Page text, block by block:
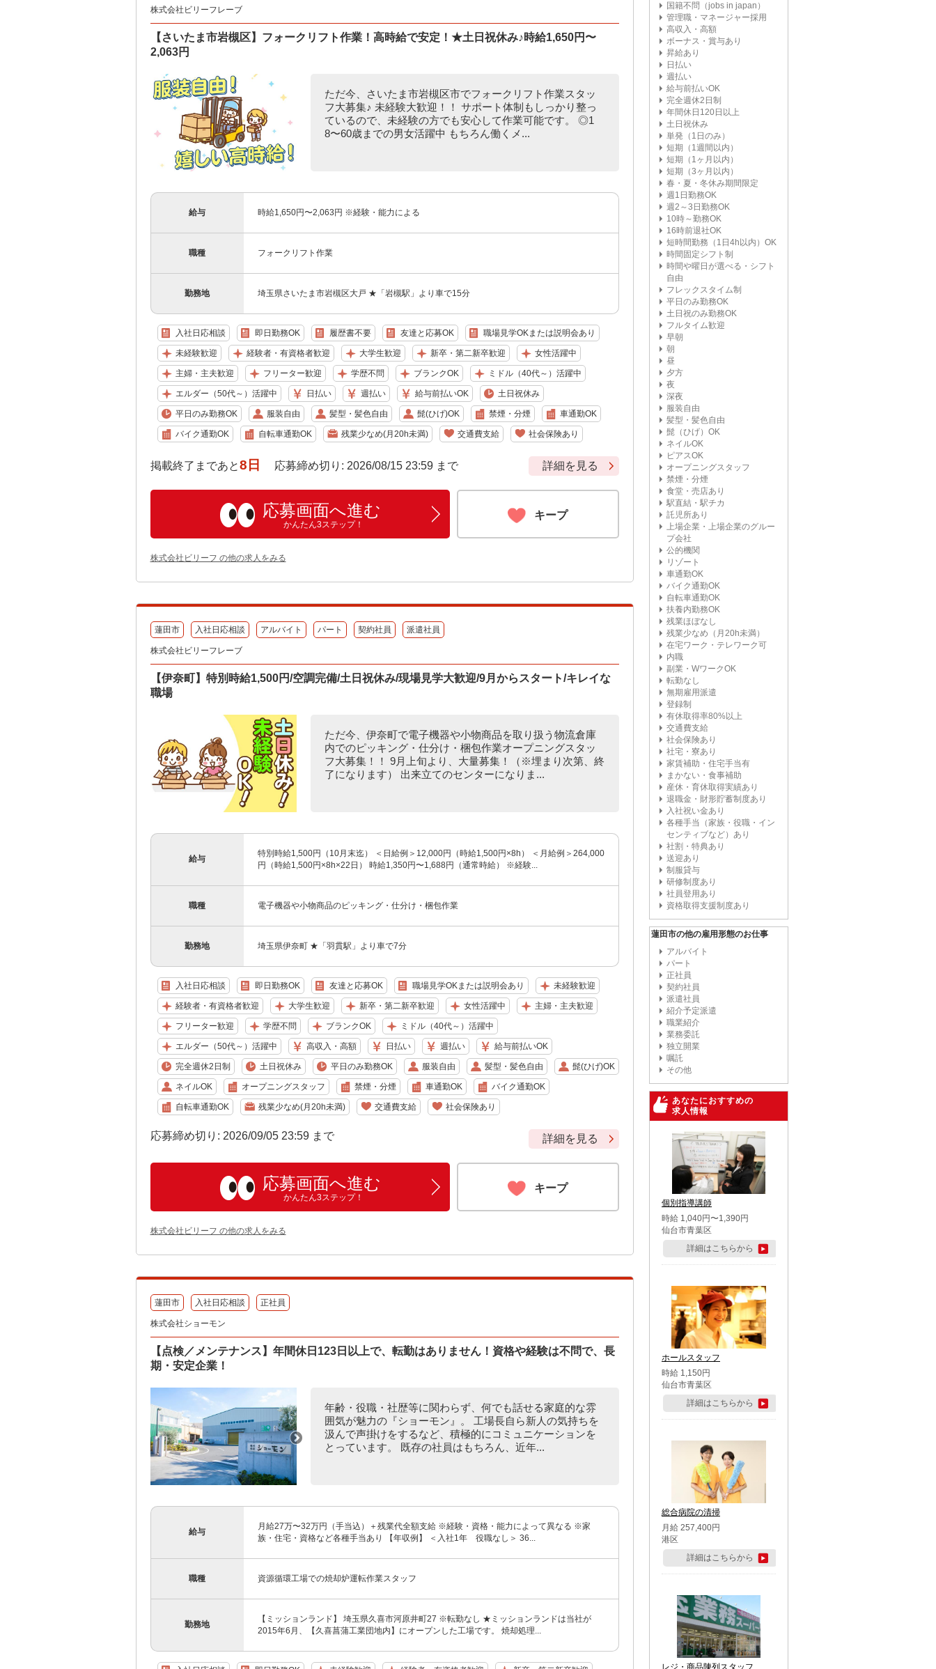
株式会社ビリーフレーブ
【さいたま市岩槻区】フォークリフト作業！高時給で安定！★土日祝休み♪時給1,650円〜
2,063円
ただ今、さいたま市岩槻区市でフォークリフト作業スタッ
フ大募集♪ 未経験大歓迎！！ サポート体制もしっかり整っ
ているので、未経験の方でも安心して作業可能です。 ◎1
8〜60歳までの男女活躍中 もちろん働くメ...
給与 時給1,650円〜2,063円 ※経験・能力による
職種 フォークリフト作業
勤務地 埼玉県さいたま市岩槻区大戸 ★「岩槻駅」より車で15分
入社日応相談 即日勤務OK 履歴書不要 友達と応募OK 職場見学OKまたは説明会あり
未経験歓迎 経験者・有資格者歓迎 大学生歓迎 新卒・第二新卒歓迎 女性活躍中
主婦・主夫歓迎 フリーター歓迎 学歴不問 ブランクOK ミドル（40代～）活躍中
エルダー（50代～）活躍中 日払い 週払い 給与前払いOK 土日祝休み
平日のみ勤務OK 服装自由 髪型・髪色自由 髭(ひげ)OK 禁煙・分煙 車通勤OK
バイク通勤OK 自転車通勤OK 残業少なめ(月20h未満) 交通費支給 社会保険あり
掲載終了まであと8日 応募締め切り: 2026/08/15 23:59 まで 詳細を見る
応募画面へ進む
かんたん3ステップ！
キープ
株式会社ビリーフ の他の求人をみる
蓮田市 入社日応相談 アルバイト パート 契約社員 派遣社員
株式会社ビリーフレーブ
【伊奈町】特別時給1,500円/空調完備/土日祝休み/現場見学大歓迎/9月からスタート/キレイな
職場
ただ今、伊奈町で電子機器や小物商品を取り扱う物流倉庫
内でのピッキング・仕分け・梱包作業オープニングスタッ
フ大募集！！ 9月上旬より、大量募集！（※埋まり次第、終
了になります） 出来立てのセンターになりま...
給与
特別時給1,500円（10月末迄） ＜日給例＞12,000円（時給1,500円×8h） ＜月給例＞264,000
円（時給1,500円×8h×22日） 時給1,350円〜1,688円（通常時給） ※経験...
職種 電子機器や小物商品のピッキング・仕分け・梱包作業
勤務地 埼玉県伊奈町 ★「羽貫駅」より車で7分
入社日応相談 即日勤務OK 友達と応募OK 職場見学OKまたは説明会あり 未経験歓迎
経験者・有資格者歓迎 大学生歓迎 新卒・第二新卒歓迎 女性活躍中 主婦・主夫歓迎
フリーター歓迎 学歴不問 ブランクOK ミドル（40代～）活躍中
エルダー（50代～）活躍中 高収入・高額 日払い 週払い 給与前払いOK
完全週休2日制 土日祝休み 平日のみ勤務OK 服装自由 髪型・髪色自由 髭(ひげ)OK
ネイルOK オープニングスタッフ 禁煙・分煙 車通勤OK バイク通勤OK
自転車通勤OK 残業少なめ(月20h未満) 交通費支給 社会保険あり
応募締め切り: 2026/09/05 23:59 まで 詳細を見る
応募画面へ進む
かんたん3ステップ！
キープ
株式会社ビリーフ の他の求人をみる
蓮田市 入社日応相談 正社員
株式会社ショーモン
【点検／メンテナンス】年間休日123日以上で、転勤はありません！資格や経験は不問で、長
期・安定企業！
年齢・役職・社歴等に関わらず、何でも話せる家庭的な雰
囲気が魅力の『ショーモン』。 工場長自ら新人の気持ちを
汲んで声掛けをするなど、積極的にコミュニケーションを
とっています。 既存の社員はもちろん、近年...
給与
月給27万〜32万円（手当込）＋残業代全額支給 ※経験・資格・能力によって異なる ※家
族・住宅・資格など各種手当あり 【年収例】 ＜入社1年 役職なし＞ 36...
職種 資源循環工場での焼却炉運転作業スタッフ
勤務地
【ミッションランド】 埼玉県久喜市河原井町27 ※転勤なし ★ミッションランドは当社が
2015年6月、【久喜菖蒲工業団地内】にオープンした工場です。 焼却処理...
国籍不問（jobs in japan）
管理職・マネージャー採用
高収入・高額
ボーナス・賞与あり
昇給あり
日払い
週払い
給与前払いOK
完全週休2日制
年間休日120日以上
土日祝休み
単発（1日のみ）
短期（1週間以内）
短期（1ヶ月以内）
短期（3ヶ月以内）
春・夏・冬休み期間限定
週1日勤務OK
週2～3日勤務OK
10時～勤務OK
16時前退社OK
短時間勤務（1日4h以内）OK
時間固定シフト制
時間や曜日が選べる・シフト
自由
フレックスタイム制
平日のみ勤務OK
土日祝のみ勤務OK
フルタイム歓迎
早朝
朝
昼
夕方
夜
深夜
服装自由
髪型・髪色自由
髭（ひげ）OK
ネイルOK
ピアスOK
オープニングスタッフ
禁煙・分煙
食堂・売店あり
駅直結・駅チカ
託児所あり
上場企業・上場企業のグルー
プ会社
公的機関
リゾート
車通勤OK
バイク通勤OK
自転車通勤OK
扶養内勤務OK
残業ほぼなし
残業少なめ（月20h未満）
在宅ワーク・テレワーク可
内職
副業・WワークOK
転勤なし
無期雇用派遣
登録制
有休取得率80%以上
交通費支給
社会保険あり
社宅・寮あり
家賃補助・住宅手当有
まかない・食事補助
産休・育休取得実績あり
退職金・財形貯蓄制度あり
入社祝い金あり
各種手当（家族・役職・イン
センティブなど）あり
社割・特典あり
送迎あり
制服貸与
研修制度あり
社員登用あり
資格取得支援制度あり
蓮田市の他の雇用形態のお仕事
アルバイト
パート
正社員
契約社員
派遣社員
紹介予定派遣
職業紹介
業務委託
独立開業
嘱託
その他
あなたにおすすめの
求人情報
個別指導講師
時給 1,040円〜1,390円
仙台市青葉区
詳細はこちらから
ホールスタッフ
時給 1,150円
仙台市青葉区
詳細はこちらから
総合病院の清掃
月給 257,400円
港区
詳細はこちらから
レジ・商品陳列スタッフ